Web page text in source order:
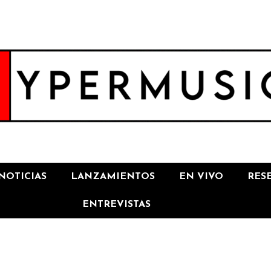
LANZAMIENTOS EN VIVO
ENTREVISTAS